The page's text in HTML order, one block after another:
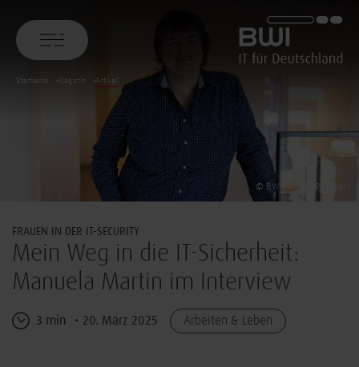
BWI GmbH
Startseite Magazin Artikel
© BWI GmbH/ R. Lübeck
FRAUEN IN DER IT-SECURITY
Mein Weg in die IT-Sicherheit:
Manuela Martin im Interview
3 min 20. März 2025 Arbeiten & Leben